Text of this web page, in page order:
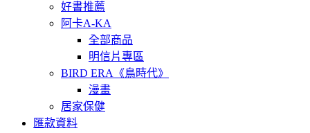
好書推薦
阿卡A-KA
全部商品
明信片專區
BIRD ERA《鳥時代》
漫畫
居家保健
匯款資料